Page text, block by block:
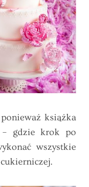
książka
– gdzie krok po
wszystkie